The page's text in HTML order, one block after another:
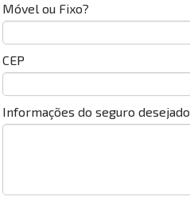
Móvel ou Fixo?
CEP
Informações do seguro desejado